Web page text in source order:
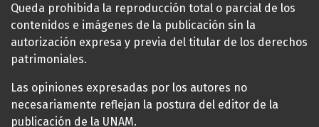
Queda prohibida la reproducción total o parcial de los
contenidos e imágenes de la publicación sin la
autorización expresa y previa del titular de los derechos
patrimoniales.
Las opiniones expresadas por los autores no
necesariamente reflejan la postura del editor de la
publicación de la UNAM.